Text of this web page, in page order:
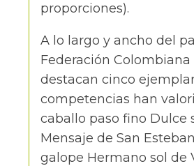
proporciones).
A lo largo y ancho del
Federación
destacan cinco
competencias han
caballo paso fino Dulce
Mensaje de San
galope Hermano sol de